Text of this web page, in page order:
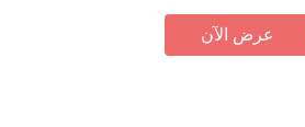
عرض الآن